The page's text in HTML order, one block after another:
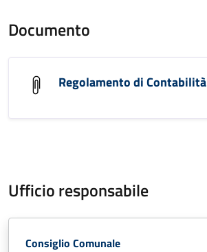
Documento
Regolamento di Contabilità
Ufficio responsabile
Consiglio Comunale